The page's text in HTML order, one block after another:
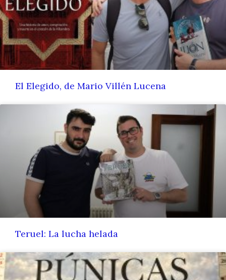
El Elegido, de Mario Villén Lucena
Teruel: La lucha helada